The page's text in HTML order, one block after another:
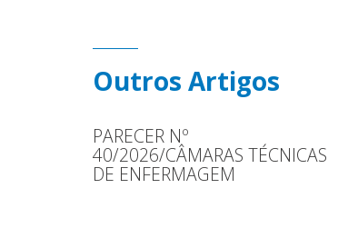
Outros Artigos
PARECER Nº
40/2026/CÂMARAS TÉCNICAS
DE ENFERMAGEM